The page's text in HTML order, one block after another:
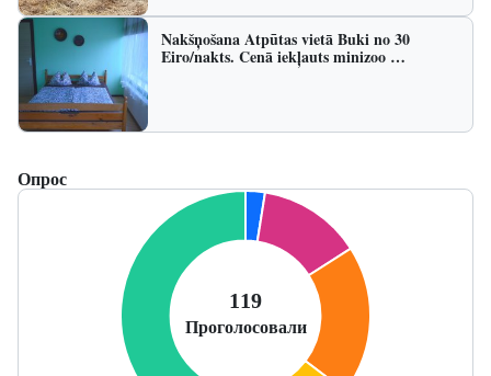
Nakšņošana Atpūtas vietā Buki no 30
Eiro/nakts. Cenā iekļauts minizoo …
Опрос